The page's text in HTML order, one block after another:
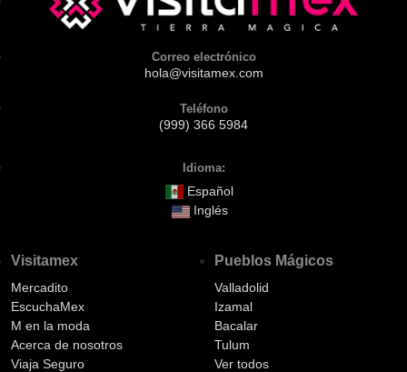
Correo electrónico
hola@visitamex.com
Teléfono
(999) 366 5984
Idioma:
Español
Inglés
Visitamex
Mercadito
EscuchaMex
M en la moda
Acerca de nosotros
Viaja Seguro
Pueblos Mágicos
Valladolid
Izamal
Bacalar
Tulum
Ver todos